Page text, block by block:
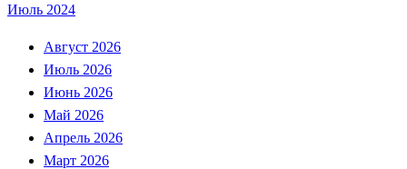
Июль 2024
Август 2026
Июль 2026
Июнь 2026
Май 2026
Апрель 2026
Март 2026